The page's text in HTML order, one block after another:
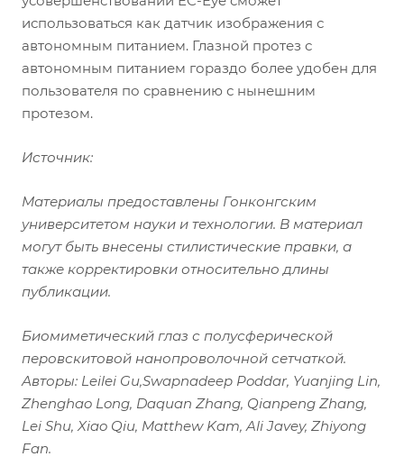
использоваться как датчик изображения с
автономным питанием. Глазной протез с
автономным питанием гораздо более удобен для
пользователя по сравнению с нынешним
протезом.
Источник:
Материалы предоставлены Гонконгским
университетом науки и технологии. В материал
могут быть внесены стилистические правки, а
также корректировки относительно длины
публикации.
Биомиметический глаз с полусферической
перовскитовой нанопроволочной сетчаткой.
Авторы: Leilei Gu,Swapnadeep Poddar, Yuanjing Lin,
Zhenghao Long, Daquan Zhang, Qianpeng Zhang,
Lei Shu, Xiao Qiu, Matthew Kam, Ali Javey, Zhiyong
Fan.